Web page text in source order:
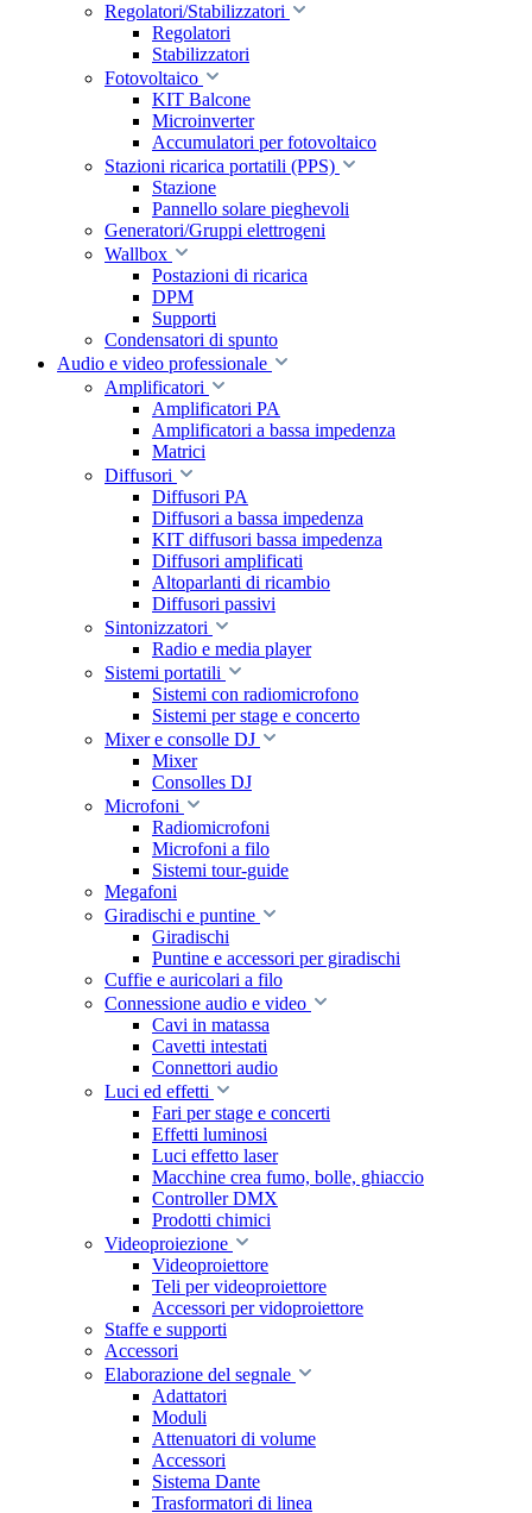
Regolatori/Stabilizzatori
Regolatori
Stabilizzatori
Fotovoltaico
KIT Balcone
Microinverter
Accumulatori per fotovoltaico
Stazioni ricarica portatili (PPS)
Stazione
Pannello solare pieghevoli
Generatori/Gruppi elettrogeni
Wallbox
Postazioni di ricarica
DPM
Supporti
Condensatori di spunto
Audio e video professionale
Amplificatori
Amplificatori PA
Amplificatori a bassa impedenza
Matrici
Diffusori
Diffusori PA
Diffusori a bassa impedenza
KIT diffusori bassa impedenza
Diffusori amplificati
Altoparlanti di ricambio
Diffusori passivi
Sintonizzatori
Radio e media player
Sistemi portatili
Sistemi con radiomicrofono
Sistemi per stage e concerto
Mixer e consolle DJ
Mixer
Consolles DJ
Microfoni
Radiomicrofoni
Microfoni a filo
Sistemi tour-guide
Megafoni
Giradischi e puntine
Giradischi
Puntine e accessori per giradischi
Cuffie e auricolari a filo
Connessione audio e video
Cavi in matassa
Cavetti intestati
Connettori audio
Luci ed effetti
Fari per stage e concerti
Effetti luminosi
Luci effetto laser
Macchine crea fumo, bolle, ghiaccio
Controller DMX
Prodotti chimici
Videoproiezione
Videoproiettore
Teli per videoproiettore
Accessori per vidoproiettore
Staffe e supporti
Accessori
Elaborazione del segnale
Adattatori
Moduli
Attenuatori di volume
Accessori
Sistema Dante
Trasformatori di linea